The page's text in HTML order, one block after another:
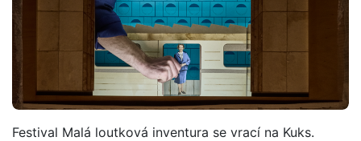
Festival Malá loutková inventura se vrací na Kuks.